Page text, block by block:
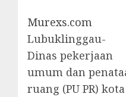
Murexs.com
Lubuklinggau-
Dinas pekerjaan
umum dan
ruang (PU PR) kota